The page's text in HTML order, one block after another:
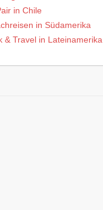
in Chile
in Südamerika
& Travel in Lateinamerika